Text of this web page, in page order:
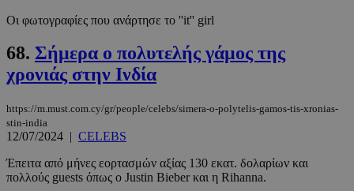
Οι φωτογραφίες που ανάρτησε το ''it'' girl
68. Σήμερα ο πολυτελής γάμος της
χρονιάς στην Ινδία
https://m.must.com.cy/gr/people/celebs/simera-o-polytelis-gamos-tis-xronias-
stin-india
12/07/2024 | CELEBS
Έπειτα από μήνες εορτασμών αξίας 130 εκατ. δολαρίων και
πολλούς guests όπως ο Justin Bieber και η Rihanna.